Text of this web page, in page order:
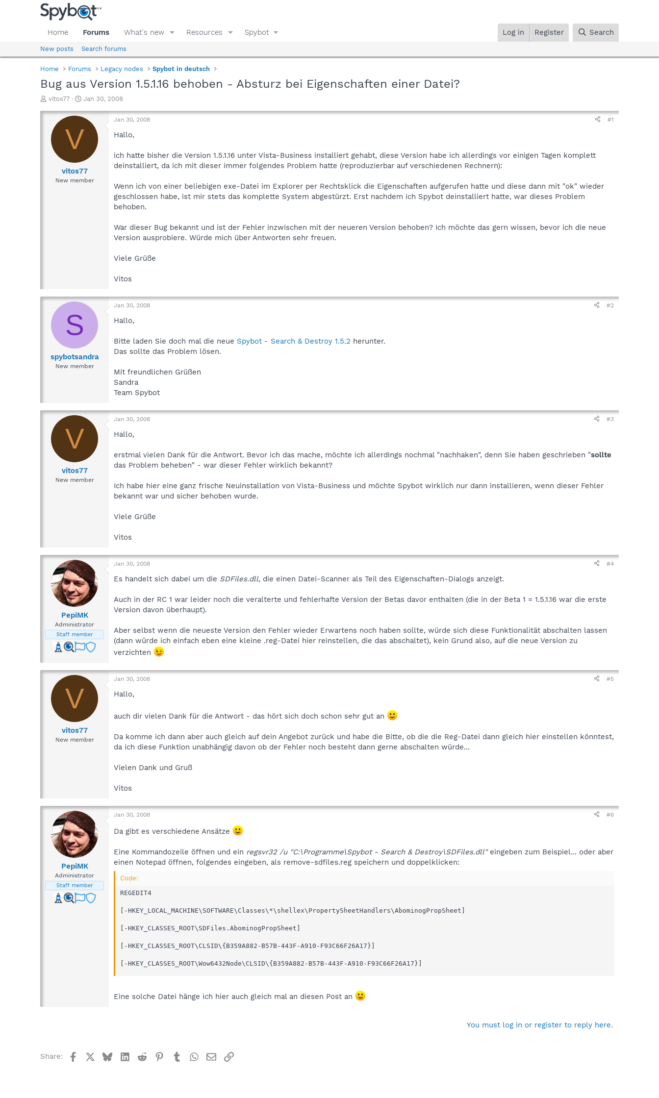
Home Forums What's new Resources Spybot Log in Register Search
New posts Search forums
Home Forums Legacy nodes Spybot in deutsch
Bug aus Version 1.5.1.16 behoben - Absturz bei Eigenschaften einer Datei?
T
r
a
d
vitos77
S
a
t
t
e
Jan 30, 2008
V
vitos77
New member
Jan 30, 2008 #1
Hallo,
ich hatte bisher die Version 1.5.1.16 unter Vista-Business installiert gehabt, diese Version habe ich allerdings vor einigen Tagen komplett
deinstalliert, da ich mit dieser immer folgendes Problem hatte (reproduzierbar auf verschiedenen Rechnern):
Wenn ich von einer beliebigen exe-Datei im Explorer per Rechtsklick die Eigenschaften aufgerufen hatte und diese dann mit "ok" wieder
geschlossen habe, ist mir stets das komplette System abgestürzt. Erst nachdem ich Spybot deinstalliert hatte, war dieses Problem
behoben.
War dieser Bug bekannt und ist der Fehler inzwischen mit der neueren Version behoben? Ich möchte das gern wissen, bevor ich die neue
Version ausprobiere. Würde mich über Antworten sehr freuen.
Viele Grüße
Vitos
S
spybotsandra
New member
Jan 30, 2008 #2
Hallo,
Bitte laden Sie doch mal die neue Spybot - Search & Destroy 1.5.2 herunter.
Das sollte das Problem lösen.
Mit freundlichen Grüßen
Sandra
Team Spybot
V
vitos77
New member
Jan 30, 2008 #3
Hallo,
erstmal vielen Dank für die Antwort. Bevor ich das mache, möchte ich allerdings nochmal "nachhaken", denn Sie haben geschrieben "sollte
das Problem beheben" - war dieser Fehler wirklich bekannt?
Ich habe hier eine ganz frische Neuinstallation von Vista-Business und möchte Spybot wirklich nur dann installieren, wenn dieser Fehler
bekannt war und sicher behoben wurde.
Viele Grüße
Vitos
PepiMK
Administrator
Staff member
Jan 30, 2008 #4
Es handelt sich dabei um die SDFiles.dll, die einen Datei-Scanner als Teil des Eigenschaften-Dialogs anzeigt.
Auch in der RC 1 war leider noch die veralterte und fehlerhafte Version der Betas davor enthalten (die in der Beta 1 = 1.5.1.16 war die erste
Version davon überhaupt).
Aber selbst wenn die neueste Version den Fehler wieder Erwartens noch haben sollte, würde sich diese Funktionalität abschalten lassen
(dann würde ich einfach eben eine kleine .reg-Datei hier reinstellen, die das abschaltet), kein Grund also, auf die neue Version zu
verzichten
V
vitos77
New member
Jan 30, 2008 #5
Hallo,
auch dir vielen Dank für die Antwort - das hört sich doch schon sehr gut an
Da komme ich dann aber auch gleich auf dein Angebot zurück und habe die Bitte, ob die die Reg-Datei dann gleich hier einstellen könntest,
da ich diese Funktion unabhängig davon ob der Fehler noch besteht dann gerne abschalten würde...
Vielen Dank und Gruß
Vitos
PepiMK
Administrator
Staff member
Jan 30, 2008 #6
Da gibt es verschiedene Ansätze
Eine Kommandozeile öffnen und ein regsvr32 /u "C:\Programme\Spybot - Search & Destroy\SDFiles.dll"eingeben zum Beispiel... oder aber
einen Notepad öffnen, folgendes eingeben, als remove-sdfiles.reg speichern und doppelklicken:
Code:
REGEDIT4
[-HKEY_LOCAL_MACHINE\SOFTWARE\Classes\*\shellex\PropertySheetHandlers\AbominogPropSheet]
[-HKEY_CLASSES_ROOT\SDFiles.AbominogPropSheet]
[-HKEY_CLASSES_ROOT\CLSID\{B359A882-B57B-443F-A910-F93C66F26A17}]
[-HKEY_CLASSES_ROOT\Wow6432Node\CLSID\{B359A882-B57B-443F-A910-F93C66F26A17}]
Eine solche Datei hänge ich hier auch gleich mal an diesen Post an
You must log in or register to reply here.
Share: FacebookBlueskyLinkedIn
Reddit Pinterest
TumblrWhatsApp
EmailLink